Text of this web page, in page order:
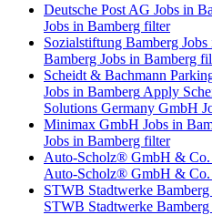
Deutsche Post AG Jobs in
Jobs in Bamberg filter
Sozialstiftung Bamberg
Bamberg Jobs in Bamberg
Scheidt & Bachmann
Jobs in Bamberg Apply
Solutions Germany GmbH
Minimax GmbH Jobs in
Jobs in Bamberg filter
Auto-Scholz® GmbH & Co.
Auto-Scholz® GmbH &
STWB Stadtwerke
STWB Stadtwerke